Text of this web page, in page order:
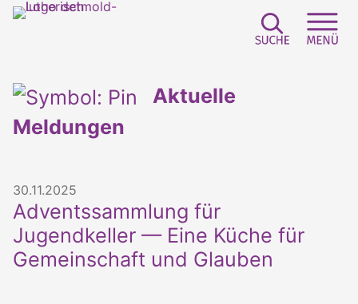
Aktuelle
Meldungen
30.11.2025
Adventssammlung für
Jugendkeller — Eine Küche für
Gemeinschaft und Glauben